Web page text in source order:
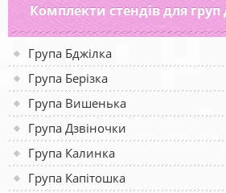
Комплекти стендів для
Група Бджілка
Група Берізка
Група Вишенька
Група Дзвіночки
Група Калинка
Група Капітошка